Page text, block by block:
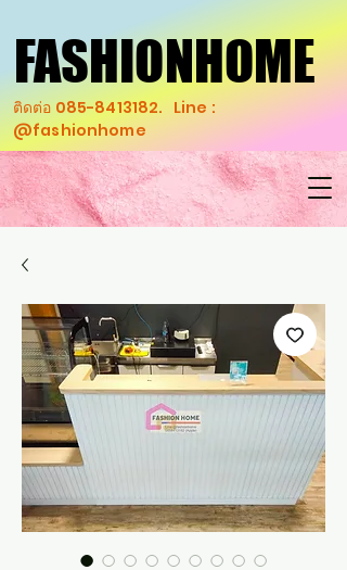
FASHIONHOME
FASHIONHOME
ติดต่อ 085-8413182. Line :
@fashionhome